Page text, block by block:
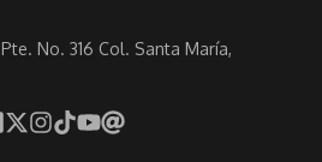
No. 316 Col. Santa María,